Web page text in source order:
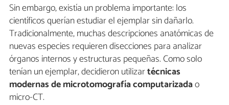
Sin embargo, existía un problema importante: los
científicos querían estudiar el ejemplar sin dañarlo.
Tradicionalmente, muchas descripciones anatómicas de
nuevas especies requieren disecciones para analizar
órganos internos y estructuras pequeñas. Como solo
tenían un ejemplar, decidieron utilizartécnicas
modernas de microtomografía computarizadao
micro-CT.